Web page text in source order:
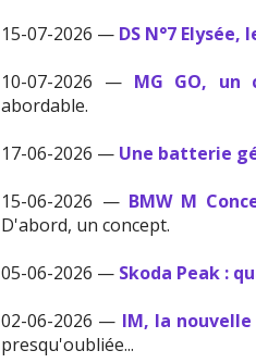
15-07-2026 — DS N°7
10-07-2026 — MG GO, un
abordable.
17-06-2026 — Une batterie
15-06-2026 — BMW M
D'abord, un concept.
05-06-2026 — Skoda Peak :
02-06-2026 — IM, la nouvelle
presqu'oubliée...